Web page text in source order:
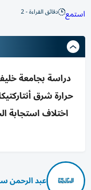
استمع دقائق القراءة - 2
دراسة بجامعة
اختلاف استجابة
عبد الرحمن